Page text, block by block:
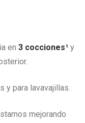
en 3 cocciones¹ y
y para lavavajillas.
mejorando